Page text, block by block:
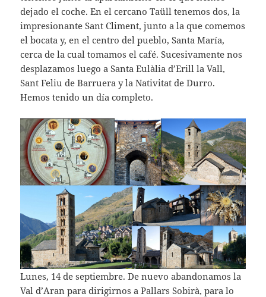
dejado el coche. En el cercano Taüll tenemos dos, la
impresionante Sant Climent, junto a la que comemos
el bocata y, en el centro del pueblo, Santa María,
cerca de la cual tomamos el café. Sucesivamente nos
desplazamos luego a Santa Eulàlia d’Erill la Vall,
Sant Feliu de Barruera y la Nativitat de Durro.
Hemos tenido un día completo.
Lunes, 14 de septiembre. De nuevo abandonamos la
Val d’Aran para dirigirnos a Pallars Sobirà, para lo